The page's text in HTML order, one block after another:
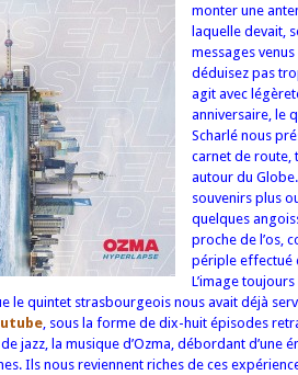
monter une
laquelle devait,
messages
déduisez pas
agit avec
anniversaire, le
Scharlé nous
carnet de route,
autour du
souvenirs plus
quelques
proche de l’os,
périple effectué
L’image
le quintet strasbourgeois nous avait déjà
, sous la forme de dix-huit épisodes
jazz, la musique d’Ozma, débordant d’une
Ils nous reviennent riches de ces